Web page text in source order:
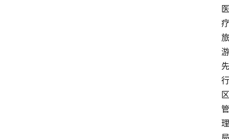
医
疗
旅
游
先
行
区
管
理